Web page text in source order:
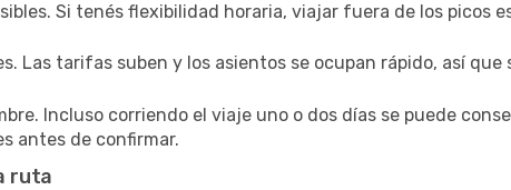
Si tenés flexibilidad horaria, viajar fuera de los picos
Las tarifas suben y los asientos se ocupan rápido, así
Incluso corriendo el viaje uno o dos días se puede
antes de confirmar.
ruta